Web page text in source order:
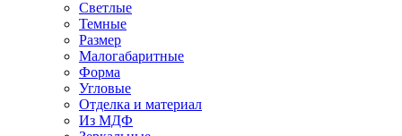
Светлые
Темные
Размер
Малогабаритные
Форма
Угловые
Отделка и материал
Из МДФ